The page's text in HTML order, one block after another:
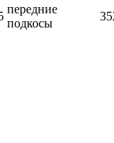
передние
подкосы